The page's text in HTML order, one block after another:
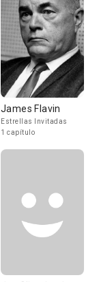
James Flavin
Estrellas Invitadas
1 capítulo